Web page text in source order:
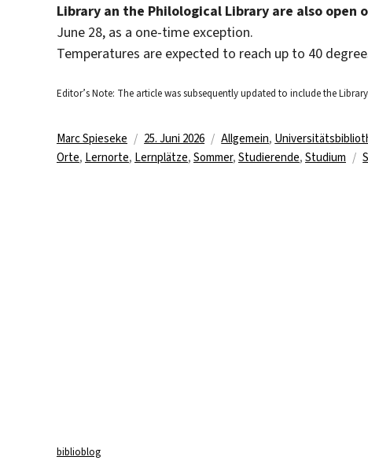
Library an the Philological Library are also open
June 28, as a one-time exception.
Temperatures are expected to reach up to 40
Editor’s Note: The article was subsequently updated to include the
Autor
Marc Spieseke
Veröffentlicht
am
25. Juni 2026 Kategorien
Allgemein,
Orte, Lernorte, Lernplätze, Sommer, Studierende, Studium
biblioblog